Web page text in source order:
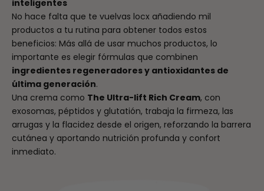
inteligentes
No hace falta que te vuelvas locx añadiendo mil
productos a tu rutina para obtener todos estos
beneficios: Más allá de usar muchos productos, lo
importante es elegir fórmulas que combinen
ingredientes regeneradores y antioxidantes de
última generación.
Una crema como The Ultra-lift Rich Cream, con
exosomas, péptidos y glutatión, trabaja la firmeza, las
arrugas y la flacidez desde el origen, reforzando la barrera
cutánea y aportando nutrición profunda y confort
inmediato.